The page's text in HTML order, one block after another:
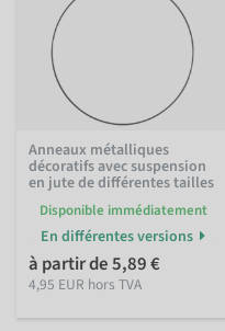
Anneaux métalliques
décoratifs avec suspension
en jute de différentes tailles
Disponible immédiatement
En différentes versions
à partir de 5,89 €
4,95 EUR hors TVA